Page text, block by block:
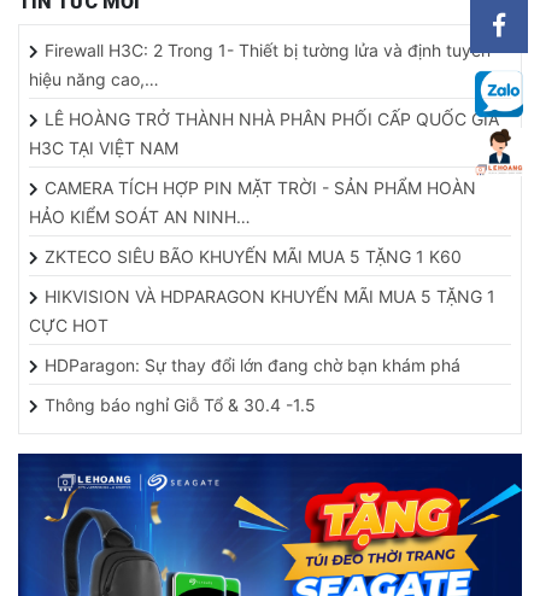
hiệu năng cao,…
LÊ HOÀNG TRỞ THÀNH NHÀ PHÂN PHỐI CẤP QUỐC GIA
H3C TẠI VIỆT NAM
CAMERA TÍCH HỢP PIN MẶT TRỜI - SẢN PHẨM HOÀN
HẢO KIỂM SOÁT AN NINH…
ZKTECO SIÊU BÃO KHUYẾN MÃI MUA 5 TẶNG 1 K60
HIKVISION VÀ HDPARAGON KHUYẾN MÃI MUA 5 TẶNG 1
CỰC HOT
HDParagon: Sự thay đổi lớn đang chờ bạn khám phá
Thông báo nghỉ Giỗ Tổ & 30.4 -1.5